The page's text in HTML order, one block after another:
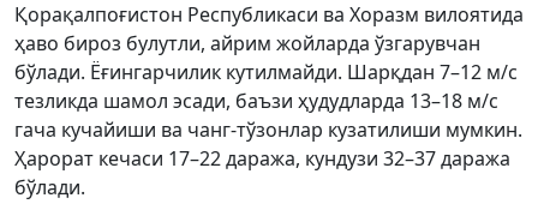
Қорақалпоғистон Республикаси ва Хоразм вилоятида
ҳаво бироз булутли, айрим жойларда ўзгарувчан
бўлади. Ёғингарчилик кутилмайди. Шарқдан 7–12 м/с
тезликда шамол эсади, баъзи ҳудудларда 13–18 м/с
гача кучайиши ва чанг-тўзонлар кузатилиши мумкин.
Ҳарорат кечаси 17–22 даража, кундузи 32–37 даража
бўлади.